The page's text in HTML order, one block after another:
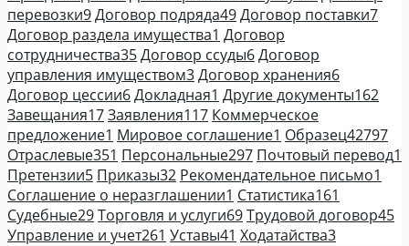
перевозки9Договор подряда49Договор поставки7
Договор раздела имущества1 Договор
сотрудничества35Договор ссуды6Договор
управления имуществом3Договор хранения6
Договор цессии6Докладная1 Другие документы162
Завещания17Заявления117 Коммерческое
предложение1 Мировое соглашение1 Образец42797
Отраслевые351 Персональные297 Почтовый перевод1
Претензии5 Приказы32 Рекомендательное письмо1
Соглашение о неразглашении1 Статистика161
Судебные29Торговля и услуги69Трудовой договор45
Управление и учет261 Уставы41 Ходатайства3